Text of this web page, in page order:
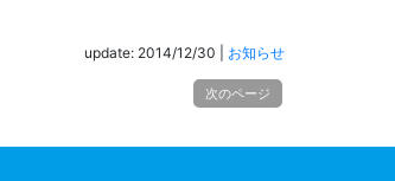
update: 2014/12/30 お知らせ
次のページ